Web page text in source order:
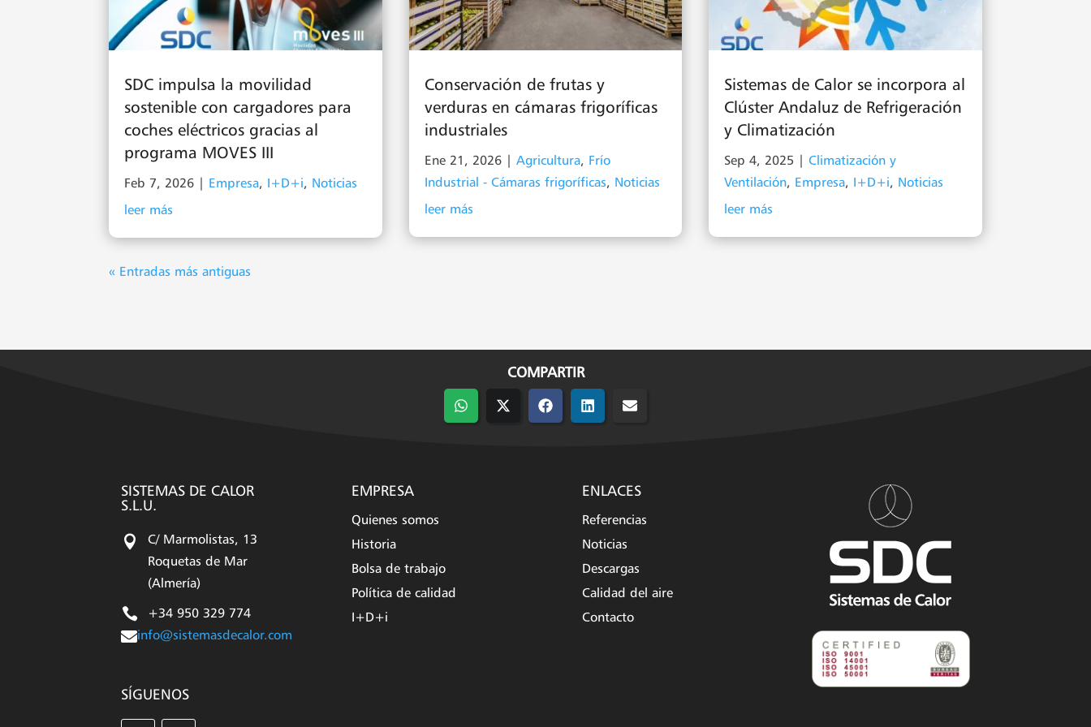
SDC impulsa la movilidad
sostenible con cargadores para
coches eléctricos gracias al
programa MOVES III
Feb 7, 2026 Empresa, I+D+i, Noticias
leer más
Conservación de frutas y
verduras en cámaras frigoríficas
industriales
Ene 21, 2026| Agricultura, Frío
Industrial - Cámaras frigoríficas, Noticias
leer más
Sistemas de Calor se incorpora al
Clúster Andaluz de Refrigeración
y Climatización
Sep 4, 2025
Climatización y
Ventilación, Empresa, I+D+i, Noticias
leer más
« Entradas más antiguas
COMPARTIR
Compartir
en
CompartirCompartir
en
Compartir
en
Compartir
SISTEMAS DE CALOR
S.L.U.

C/ Marmolistas, 13
Roquetas de Mar
(Almería)
 +34 950 329 774
info@sistemasdecalor.com
SÍGUENOS
EMPRESA
Quienes somos
Historia
Bolsa de trabajo
Política de calidad
I+D+i
ENLACES
Referencias
Noticias
Descargas
Calidad del aire
Contacto